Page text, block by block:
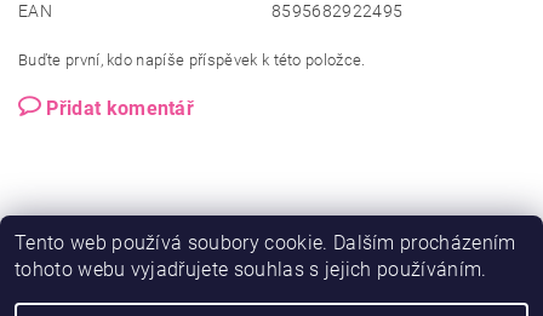
EAN
8595682922495
Buďte první, kdo napíše příspěvek k této položce.
Přidat komentář
Tento web používá soubory cookie. Dalším procházením
tohoto webu vyjadřujete souhlas s jejich používáním.